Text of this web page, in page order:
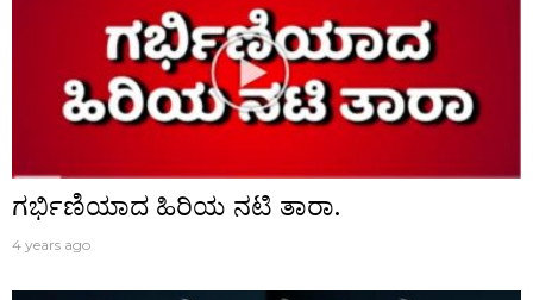
ಗರ್ಭಿಣಿಯಾದ ಹಿರಿಯ ನಟಿ ತಾರಾ.
4 years ago